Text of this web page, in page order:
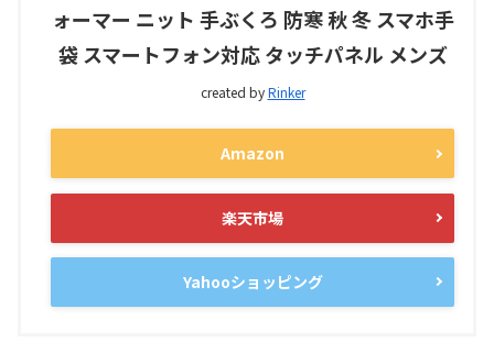
ォーマー ニット 手ぶくろ 防寒 秋 冬 スマホ手
袋 スマートフォン対応 タッチパネル メンズ
created byRinker
Amazon
楽天市場
Yahooショッピング